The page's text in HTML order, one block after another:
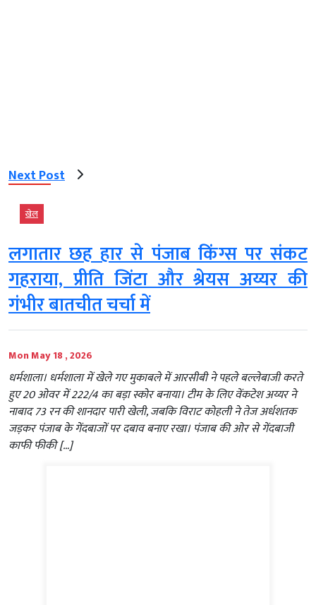
Next Post
खेल
लगातार छह हार से पंजाब किंग्स पर संकट
गहराया, प्रीति जिंटा और श्रेयस अय्यर की
गंभीर बातचीत चर्चा में
Mon May 18 , 2026
धर्मशाला। धर्मशाला में खेले गए मुकाबले में आरसीबी ने पहले बल्लेबाजी करते
हुए 20 ओवर में 222/4 का बड़ा स्कोर बनाया। टीम के लिए वेंकटेश अय्यर ने
नाबाद 73 रन की शानदार पारी खेली, जबकि विराट कोहली ने तेज अर्धशतक
जड़कर पंजाब के गेंदबाजों पर दबाव बनाए रखा। पंजाब की ओर से गेंदबाजी
काफी फीकी […]